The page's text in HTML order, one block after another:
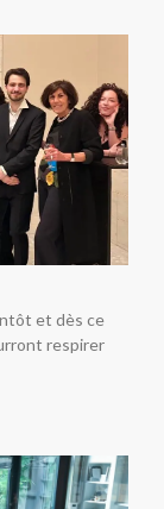
et dès ce
respirer